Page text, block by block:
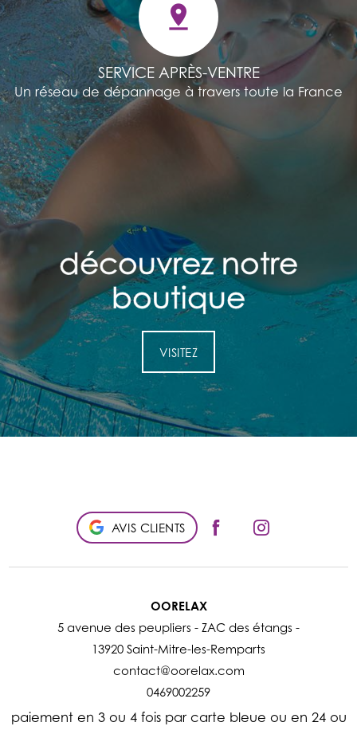
pin_drop
SERVICE APRÈS-VENTRE
Un réseau de dépannage à travers toute la France
découvrez notre
boutique
découvrez notre
boutique
VISITEZ
AVIS CLIENTS
OORELAX
5 avenue des peupliers - ZAC des étangs -
13920 Saint-Mitre-les-Remparts
contact@oorelax.com
0469002259
paiement en 3 ou 4 fois par carte bleue ou en 24 ou